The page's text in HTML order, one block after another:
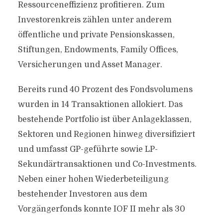
Ressourceneffizienz profitieren. Zum
Investorenkreis zählen unter anderem
öffentliche und private Pensionskassen,
Stiftungen, Endowments, Family Offices,
Versicherungen und Asset Manager.
Bereits rund 40 Prozent des Fondsvolumens
wurden in 14 Transaktionen allokiert. Das
bestehende Portfolio ist über Anlageklassen,
Sektoren und Regionen hinweg diversifiziert
und umfasst GP-geführte sowie LP-
Sekundärtransaktionen und Co-Investments.
Neben einer hohen Wiederbeteiligung
bestehender Investoren aus dem
Vorgängerfonds konnte IOF II mehr als 30